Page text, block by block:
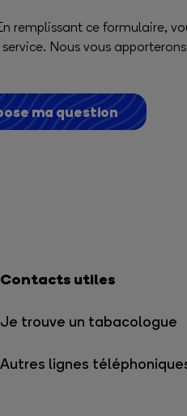
remplissant ce formulaire,
Nous vous
ma question
Contacts utiles
Je trouve un tabacologue
Autres lignes